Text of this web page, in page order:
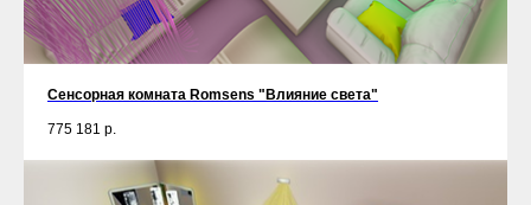
Сенсорная комната Romsens "Влияние света"
775 181 р.